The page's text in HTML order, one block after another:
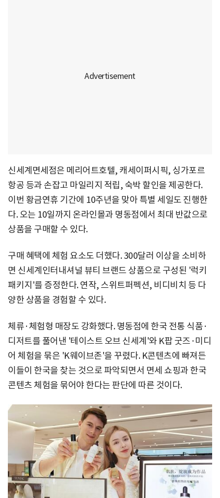
신세계면세점은 메리어트호텔, 캐세이퍼시픽, 싱가포르
항공 등과 손잡고 마일리지 적립, 숙박 할인을 제공한다.
이번 황금연휴 기간에 10주년을 맞아 특별 세일도 진행한
다. 오는 10일까지 온라인몰과 명동점에서 최대 반값으로
상품을 구매할 수 있다.
구매 혜택에 체험 요소도 더했다. 300달러 이상을 소비하
면 신세계인터내셔널 뷰티 브랜드 상품으로 구성된 '럭키
패키지'를 증정한다. 연작, 스위트퍼펙션, 비디비치 등 다
양한 상품을 경험할 수 있다.
체류·체험형 매장도 강화했다. 명동점에 한국 전통 식품·
디저트를 풀어낸 '테이스트 오브 신세계'와 K팝 굿즈·미디
어 체험을 묶은 'K웨이브존'을 꾸렸다. K콘텐츠에 빠져든
이들이 한국을 찾는 것으로 파악되면서 면세 쇼핑과 한국
콘텐츠 체험을 묶어야 한다는 판단에 따른 것이다.